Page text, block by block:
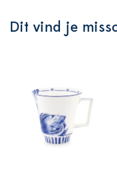
Dit vind je